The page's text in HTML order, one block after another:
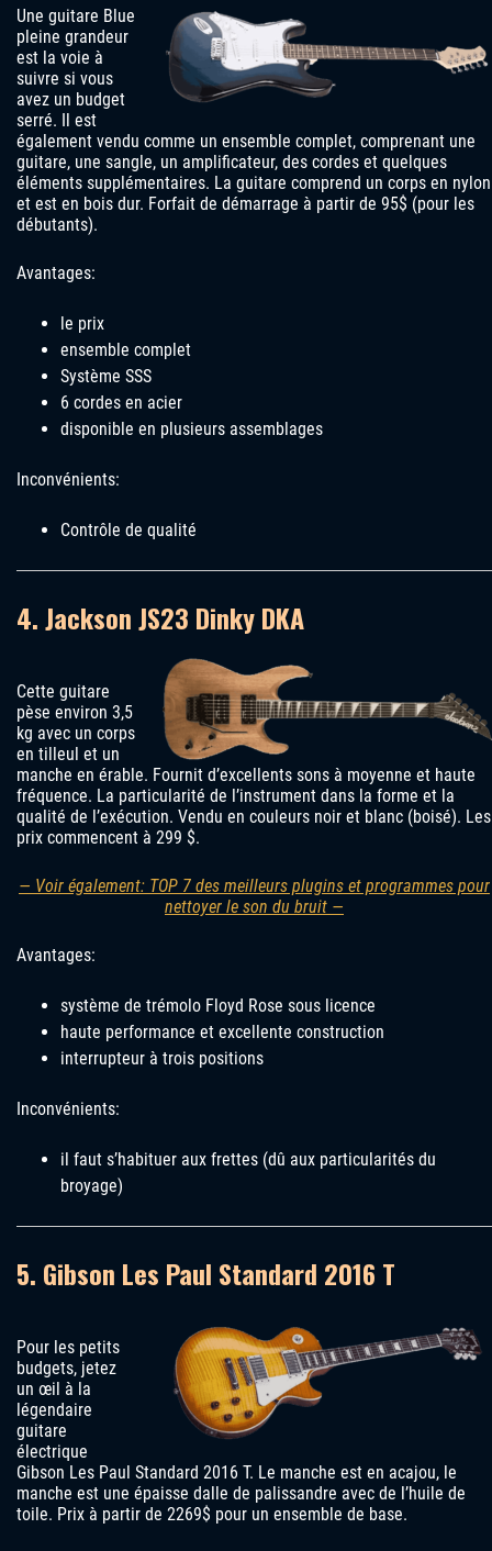
Une guitare Blue
pleine grandeur
est la voie à
suivre si vous
avez un budget
serré. Il est
également vendu comme un ensemble complet, comprenant une
guitare, une sangle, un amplificateur, des cordes et quelques
éléments supplémentaires. La guitare comprend un corps en nylon
et est en bois dur. Forfait de démarrage à partir de 95$ (pour les
débutants).
Avantages:
le prix
ensemble complet
Système SSS
6 cordes en acier
disponible en plusieurs assemblages
Inconvénients:
Contrôle de qualité
4. Jackson JS23 Dinky DKA
Cette guitare
pèse environ 3,5
kg avec un corps
en tilleul et un
manche en érable. Fournit d’excellents sons à moyenne et haute
fréquence. La particularité de l’instrument dans la forme et la
qualité de l’exécution. Vendu en couleurs noir et blanc (boisé). Les
prix commencent à 299 $.
— Voir également: TOP 7 des meilleurs plugins et programmes pour
nettoyer le son du bruit —
Avantages:
système de trémolo Floyd Rose sous licence
haute performance et excellente construction
interrupteur à trois positions
Inconvénients:
il faut s’habituer aux frettes (dû aux particularités du
broyage)
5. Gibson Les Paul Standard 2016 T
Pour les petits
budgets, jetez
un œil à la
légendaire
guitare
électrique
Gibson Les Paul Standard 2016 T. Le manche est en acajou, le
manche est une épaisse dalle de palissandre avec de l’huile de
toile. Prix ​​à partir de 2269$ pour un ensemble de base.